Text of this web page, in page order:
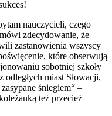
nauczycieli, czego
zdecydowanie, że
zastanowienia wszyscy
które obserwują
sobotniej szkoły
miast Słowacji,
śniegiem“ –
też przecież